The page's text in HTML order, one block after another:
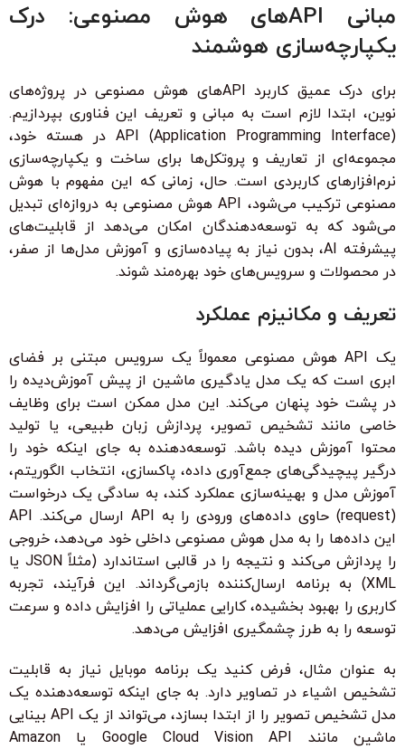
مبانی APIهای هوش مصنوعی: درک
یکپارچه‌سازی هوشمند
برای درک عمیق کاربرد APIهای هوش مصنوعی در پروژه‌های
نوین، ابتدا لازم است به مبانی و تعریف این فناوری بپردازیم.
API (Application Programming Interface) در هسته خود،
مجموعه‌ای از تعاریف و پروتکل‌ها برای ساخت و یکپارچه‌سازی
نرم‌افزارهای کاربردی است. حال، زمانی که این مفهوم با هوش
مصنوعی ترکیب می‌شود، API هوش مصنوعی به دروازه‌ای تبدیل
می‌شود که به توسعه‌دهندگان امکان می‌دهد از قابلیت‌های
پیشرفته AI، بدون نیاز به پیاده‌سازی و آموزش مدل‌ها از صفر،
در محصولات و سرویس‌های خود بهره‌مند شوند.
تعریف و مکانیزم عملکرد
یک API هوش مصنوعی معمولاً یک سرویس مبتنی بر فضای
ابری است که یک مدل یادگیری ماشین از پیش آموزش‌دیده را
در پشت خود پنهان می‌کند. این مدل ممکن است برای وظایف
خاصی مانند تشخیص تصویر، پردازش زبان طبیعی، یا تولید
محتوا آموزش دیده باشد. توسعه‌دهنده به جای اینکه خود را
درگیر پیچیدگی‌های جمع‌آوری داده، پاکسازی، انتخاب الگوریتم،
آموزش مدل و بهینه‌سازی عملکرد کند، به سادگی یک درخواست
(request) حاوی داده‌های ورودی را به API ارسال می‌کند. API
این داده‌ها را به مدل هوش مصنوعی داخلی خود می‌دهد، خروجی
را پردازش می‌کند و نتیجه را در قالبی استاندارد (مثلاً JSON یا
XML) به برنامه ارسال‌کننده بازمی‌گرداند. این فرآیند، تجربه
کاربری را بهبود بخشیده، کارایی عملیاتی را افزایش داده و سرعت
توسعه را به طرز چشمگیری افزایش می‌دهد.
به عنوان مثال، فرض کنید یک برنامه موبایل نیاز به قابلیت
تشخیص اشیاء در تصاویر دارد. به جای اینکه توسعه‌دهنده یک
مدل تشخیص تصویر را از ابتدا بسازد، می‌تواند از یک API بینایی
ماشین مانند Google Cloud Vision API یا Amazon